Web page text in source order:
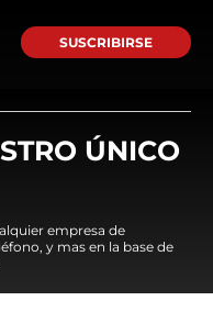
SUSCRIBIRSE
ÚNICO
empresa de
y mas en la base de